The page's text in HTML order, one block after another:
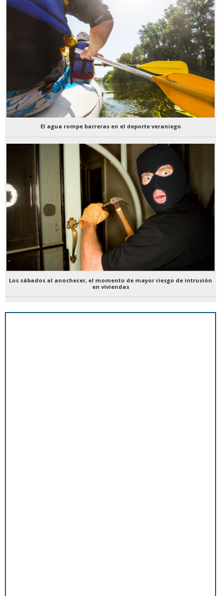
El agua rompe barreras en el deporte veraniego
Los sábados al anochecer, el momento de mayor riesgo de intrusión
en viviendas